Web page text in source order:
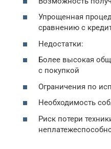
Упрощенная
сравнению с
Недостатки:
Более высокая
с покупкой
Ограничения по
Необходимость
Риск потери